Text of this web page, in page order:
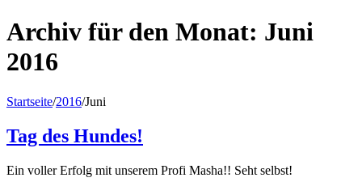
Archiv für den Monat: Juni
2016
Startseite/2016/Juni
Tag des Hundes!
Ein voller Erfolg mit unserem Profi Masha!! Seht selbst!